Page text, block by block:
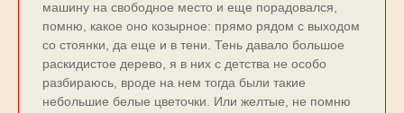
машину на свободное место и еще порадовался,
помню, какое оно козырное: прямо рядом с выходом
со стоянки, да еще и в тени. Тень давало большое
раскидистое дерево, я в них с детства не особо
разбираюсь, вроде на нем тогда были такие
небольшие белые цветочки. Или желтые, не помню